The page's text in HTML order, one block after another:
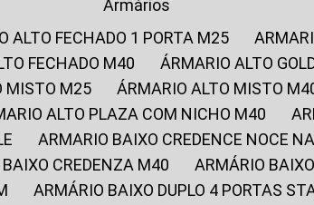
Armários
ALTO FECHADO 1 PORTA M25
FECHADO M40
ÁRMARIO ALTO
MISTO M25
ÁRMARIO ALTO MISTO
ALTO PLAZA COM NICHO M40
ARMARIO BAIXO CREDENCE NOCE
BAIXO CREDENZA M40
ARMÁRIO
ARMÁRIO BAIXO DUPLO 4 PORTAS